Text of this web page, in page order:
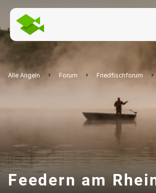
Alle Angeln Forum Friedfischforum
Feedern am